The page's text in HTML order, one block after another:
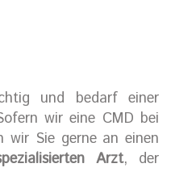
und bedarf einer
wir eine CMD bei
wir Sie gerne an einen
Arzt, der